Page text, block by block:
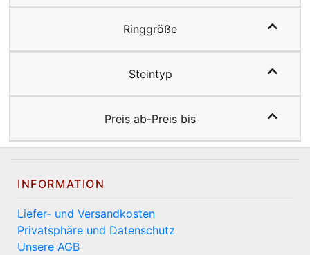
Ringgröße
Steintyp
Preis ab-Preis bis
INFORMATION
Liefer- und Versandkosten
Privatsphäre und Datenschutz
Unsere AGB